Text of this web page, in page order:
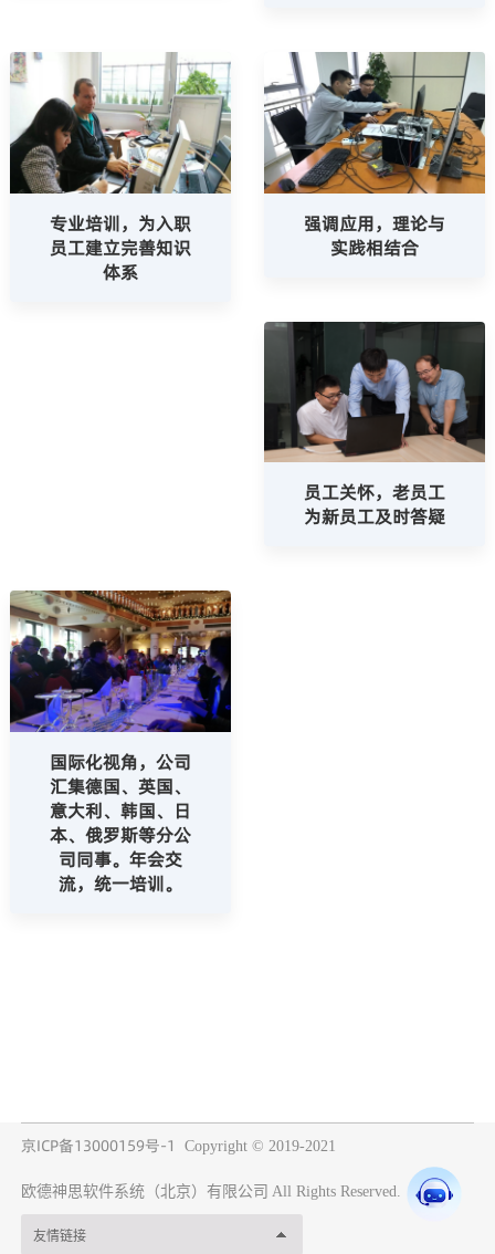
专业培训，为入职
员工建立完善知识
体系
强调应用，理论与
实践相结合
员工关怀，老员工
为新员工及时答疑
国际化视角，公司
汇集德国、英国、
意大利、韩国、日
本、俄罗斯等分公
司同事。年会交
流，统一培训。
京ICP备13000159号-1 Copyright © 2019-2021
欧德神思软件系统（北京）有限公司 All Rights Reserved.